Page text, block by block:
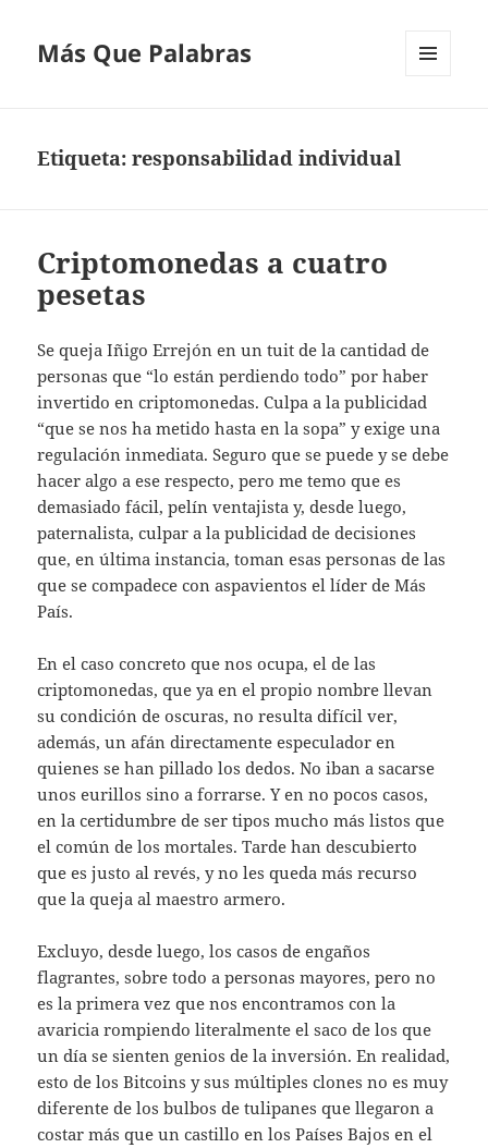
Más Que Palabras
Etiqueta:responsabilidad individual
Criptomonedas a cuatro
pesetas
Se queja Iñigo Errejón en un tuit de la cantidad de
personas que “lo están perdiendo todo” por haber
invertido en criptomonedas. Culpa a la publicidad
“que se nos ha metido hasta en la sopa” y exige una
regulación inmediata. Seguro que se puede y se debe
hacer algo a ese respecto, pero me temo que es
demasiado fácil, pelín ventajista y, desde luego,
paternalista, culpar a la publicidad de decisiones
que, en última instancia, toman esas personas de las
que se compadece con aspavientos el líder de Más
País.
En el caso concreto que nos ocupa, el de las
criptomonedas, que ya en el propio nombre llevan
su condición de oscuras, no resulta difícil ver,
además, un afán directamente especulador en
quienes se han pillado los dedos. No iban a sacarse
unos eurillos sino a forrarse. Y en no pocos casos,
en la certidumbre de ser tipos mucho más listos que
el común de los mortales. Tarde han descubierto
que es justo al revés, y no les queda más recurso
que la queja al maestro armero.
Excluyo, desde luego, los casos de engaños
flagrantes, sobre todo a personas mayores, pero no
es la primera vez que nos encontramos con la
avaricia rompiendo literalmente el saco de los que
un día se sienten genios de la inversión. En realidad,
esto de los Bitcoins y sus múltiples clones no es muy
diferente de los bulbos de tulipanes que llegaron a
costar más que un castillo en los Países Bajos en el